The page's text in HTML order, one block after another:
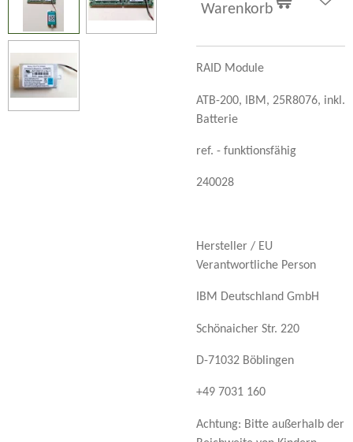
Warenkorb
RAID Module
ATB-200, IBM, 25R8076, inkl.
Batterie
ref. - funktionsfähig
240028
Hersteller / EU
Verantwortliche Person
IBM Deutschland GmbH
Schönaicher Str. 220
D-71032 Böblingen
+49 7031 160
Achtung: Bitte außerhalb der